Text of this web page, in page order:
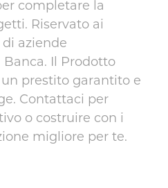
completare la
Riservato ai
aziende
Il Prodotto
prestito garantito e
Contattaci per
o costruire con i
migliore per te.